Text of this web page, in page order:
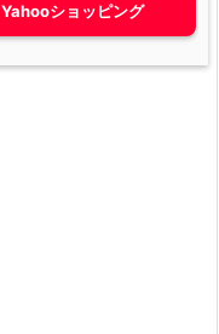
Yahooショッピング